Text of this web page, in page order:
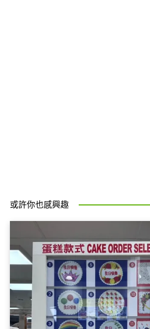
或許你也感興趣